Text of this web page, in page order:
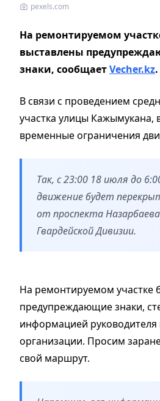
pexels.com
На ремонтируемом
выставлены
знаки, сообщаетVecher.kz.
В связи с проведением
участка улицы Кажымукана,
временные ограничения
Так, с 23:00 18 июля до
движение будет
от проспекта
Гвардейской Дивизии.
На ремонтируемом участке
предупреждающие знаки,
информацией
организации. Просим
свой маршрут.